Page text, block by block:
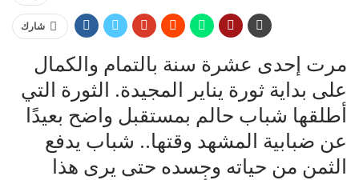
شارك
مرت إحدى عشرة سنة بالتمام والكمال
على بداية ثورة يناير المجيدة. الثورة التي
أطلقها شباب حالم بمستقبل واضح بعيدًا
عن ضبابية المشهد وقتها.. شباب يدفع
الثمن من حياته وجسده حتى يرى هذا